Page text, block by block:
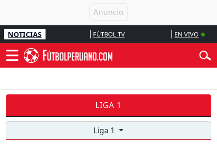
NOTICIAS FÚTBOL TV EN VIVO
LIGA 1
Liga 1